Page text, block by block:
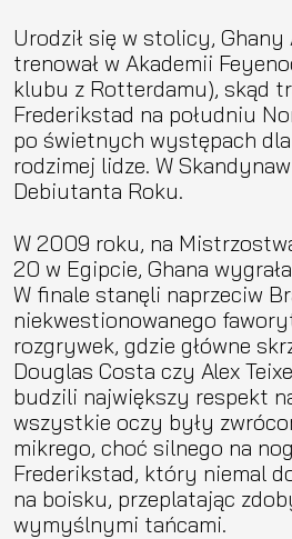
Urodził się w stolicy, Ghany
trenował w Akademii
klubu z Rotterdamu), skąd
Frederikstad na południu
po świetnych występach
rodzimej lidze. W
Debiutanta Roku.
W 2009 roku, na
20 w Egipcie, Ghana
W finale stanęli naprzeciw
niekwestionowanego
rozgrywek, gdzie główne
Douglas Costa czy Alex
budzili największy respekt
wszystkie oczy były
mikrego, choć silnego na
Frederikstad, który niemal
na boisku, przeplatając
wymyślnymi tańcami.